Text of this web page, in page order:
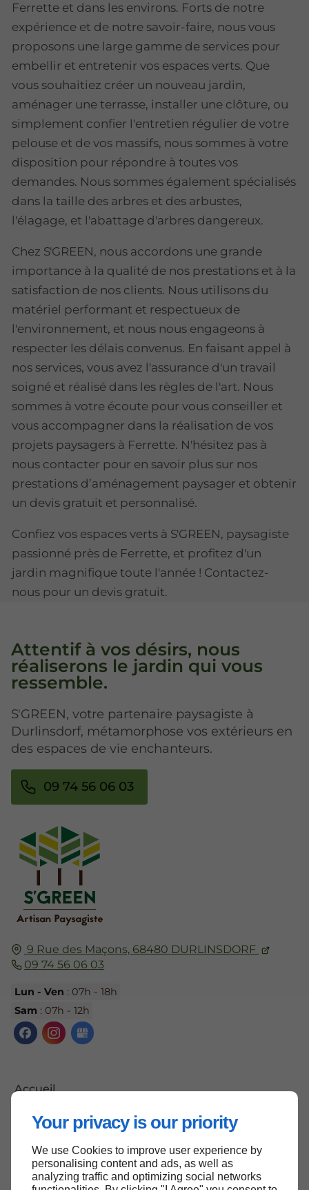
Your privacy is our priority
We use Cookies to improve user experience by
personalising content and ads, as well as
analyzing traffic and optimizing social networks
Ferrette et dans les environs. Forts de notre
expérience et de notre savoir-faire, nous vous
proposons une large gamme de services pour
embellir et entretenir vos espaces verts. Que
vous souhaitiez créer un nouveau jardin,
aménager une terrasse, installer une clôture, ou
simplement confier l'entretien régulier de votre
pelouse et de vos massifs, nous sommes à votre
disposition pour répondre à toutes vos
demandes. Nous sommes également spécialisés
dans la taille des arbres et des arbustes,
l'élagage, et l'abattage d'arbres dangereux.
Chez S'GREEN, nous accordons une grande
importance à la qualité de nos prestations et à la
satisfaction de nos clients. Nous utilisons du
matériel performant et respectueux de
l'environnement, et nous nous engageons à
respecter les délais convenus. En faisant appel à
nos services, vous avez l'assurance d'un travail
soigné et réalisé dans les règles de l'art. Nous
sommes à votre écoute pour vous conseiller et
vous accompagner dans la réalisation de vos
projets paysagers à Ferrette. N'hésitez pas à
nous contacter pour en savoir plus sur nos
prestations d’aménagement paysager et obtenir
un devis gratuit et personnalisé.
Confiez vos espaces verts à S'GREEN, paysagiste
passionné près de Ferrette, et profitez d'un
jardin magnifique toute l'année ! Contactez-
nous pour un devis gratuit.
9 Rue des Maçons, 68480 DURLINSDORF
09 74 56 06 03
Lun - Ven : 07h - 18h
Sam : 07h - 12h
Accueil
Mentions légales
Plan du site
Attentif à vos désirs, nous
réaliserons le jardin qui vous
ressemble.
S'GREEN, votre partenaire paysagiste à
Durlinsdorf, métamorphose vos extérieurs en
des espaces de vie enchanteurs.
09 74 56 06 03